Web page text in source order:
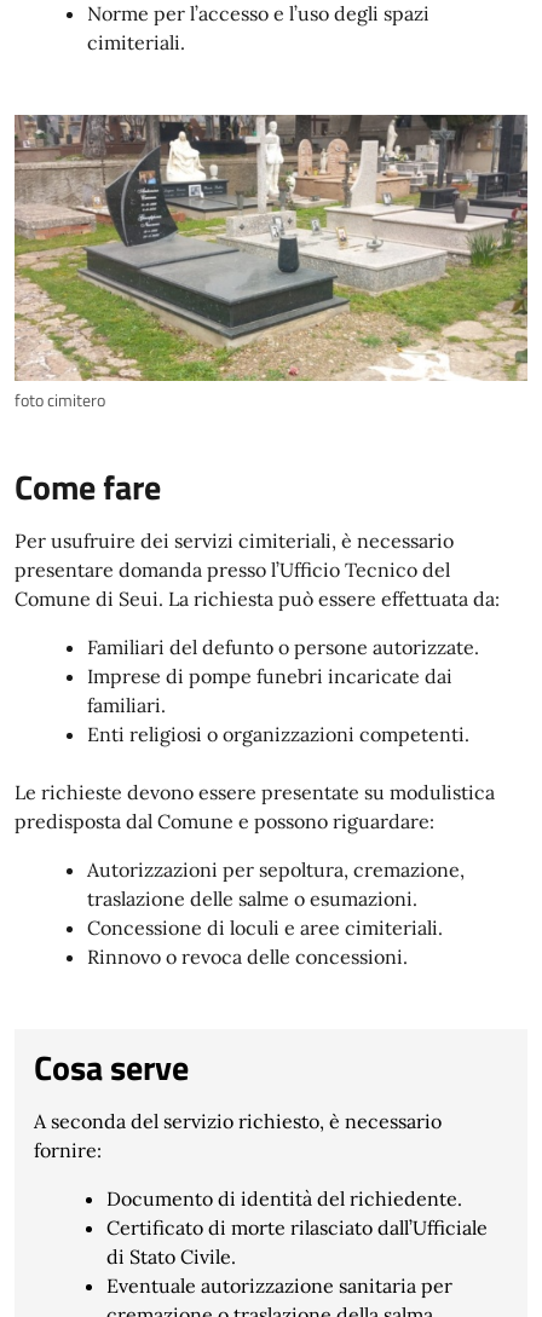
Norme per l’accesso e l’uso degli spazi
cimiteriali.
foto cimitero
Come fare
Per usufruire dei servizi cimiteriali, è necessario
presentare domanda presso l’Ufficio Tecnico del
Comune di Seui. La richiesta può essere effettuata da:
Familiari del defunto o persone autorizzate.
Imprese di pompe funebri incaricate dai
familiari.
Enti religiosi o organizzazioni competenti.
Le richieste devono essere presentate su modulistica
predisposta dal Comune e possono riguardare:
Autorizzazioni per sepoltura, cremazione,
traslazione delle salme o esumazioni.
Concessione di loculi e aree cimiteriali.
Rinnovo o revoca delle concessioni.
Cosa serve
A seconda del servizio richiesto, è necessario
fornire:
Documento di identità del richiedente.
Certificato di morte rilasciato dall’Ufficiale
di Stato Civile.
Eventuale autorizzazione sanitaria per